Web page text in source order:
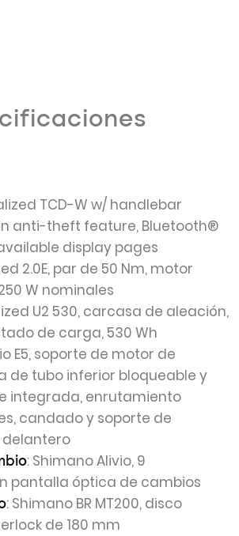
TCD-W w/ handlebar
anti-theft feature, Bluetooth®
display pages
2.0E, par de 50 Nm, motor
W nominales
U2 530, carcasa de aleación,
de carga, 530 Wh
E5, soporte de motor de
de tubo inferior bloqueable y
integrada, enrutamiento
candado y soporte de
: Shimano Alivio, 9
pantalla óptica de cambios
: Shimano BR MT200, disco
de 180 mm